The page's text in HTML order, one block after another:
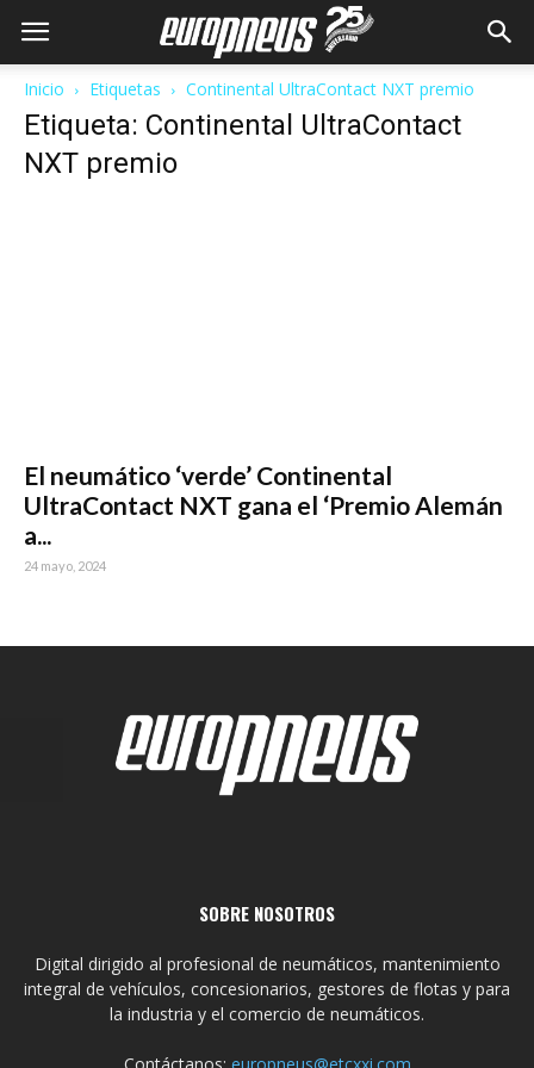
Inicio Etiquetas Continental UltraContact NXT premio
Etiqueta: Continental UltraContact
NXT premio
El neumático ‘verde’ Continental
UltraContact NXT gana el ‘Premio Alemán
a...
24 mayo, 2024
SOBRE NOSOTROS
Digital dirigido al profesional de neumáticos, mantenimiento
integral de vehículos, concesionarios, gestores de flotas y para
la industria y el comercio de neumáticos.